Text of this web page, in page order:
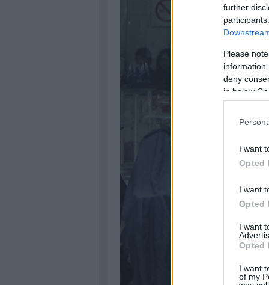
further
Please
information
deny
in below
I want
Opted
I want
Opted
I want
Opted
I want
of my